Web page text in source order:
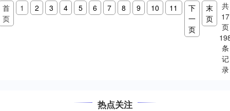
首
页
1 2 3 4 5 6 7 8 9 10 11
下
一
页
末
页
共
17
页
条
记
录
热点关注